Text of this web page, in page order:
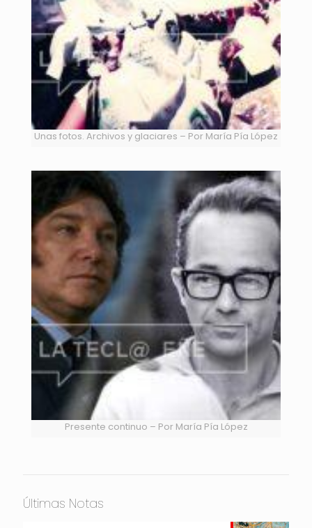
Unas fotos. Archivos y glaciares – Por María Pía López
Presente continuo – Por María Pía López
Últimas Notas